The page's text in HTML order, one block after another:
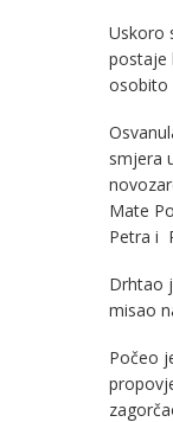
Uskoro
postaje
osobito
smjera
Mate
Petra i
Drhtao
misao
Počeo